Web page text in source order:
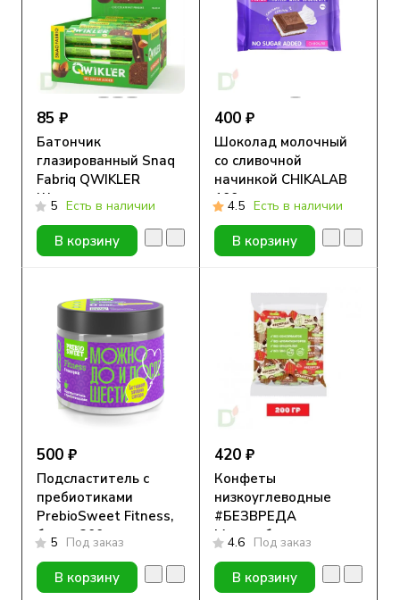
85 ₽
Батончик
глазированный Snaq
Fabriq QWIKLER
Шоколадно-
Ореховое пралине, 35
гр
5 Есть в наличии
В корзину
400 ₽
Шоколад молочный
со сливочной
начинкой CHIKALAB
100 гр
4.5 Есть в наличии
В корзину
500 ₽
Подсластитель с
пребиотиками
PrebioSweet Fitness,
банка 300гр.
5 Под заказ
В корзину
420 ₽
Конфеты
низкоуглеводные
#БЕЗВРЕДА
Мультибар микс
200гр
4.6 Под заказ
В корзину